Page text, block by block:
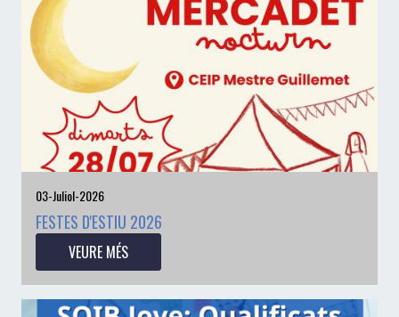
03-Juliol-2026
FESTES D'ESTIU 2026
VEURE MÉS